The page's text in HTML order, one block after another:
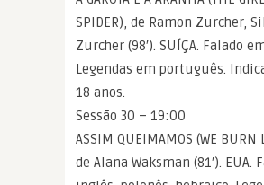
SPIDER), de Ramon Zurcher,
Zurcher (98′). SUÍÇA. Falado
Legendas em português.
18 anos.
Sessão 30 – 19:00
ASSIM QUEIMAMOS (WE BURN
de Alana Waksman (81′). EUA.